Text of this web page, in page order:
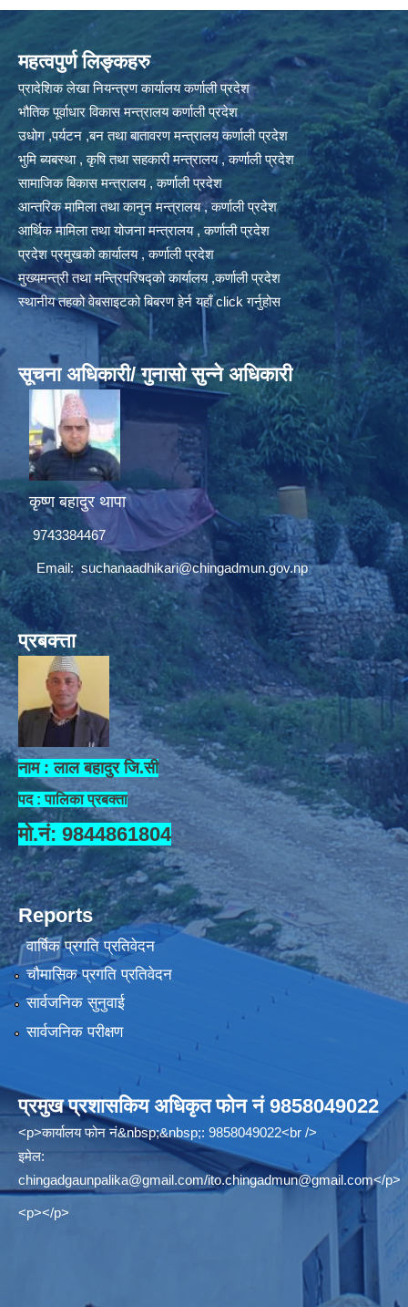
महत्वपुर्ण लिङ्कहरु
प्रादेशिक लेखा नियन्त्रण कार्यालय कर्णाली प्रदेश
भौतिक पूर्वाधार विकास मन्त्रालय कर्णाली प्रदेश
उधोग ,पर्यटन ,बन तथा बातावरण मन्त्रालय कर्णाली प्रदेश
भुमि ब्यबस्था , कृषि तथा सहकारी मन्त्रालय , कर्णाली प्रदेश
सामाजिक बिकास मन्त्रालय , कर्णाली प्रदेश
आन्तरिक मामिला तथा कानुन मन्त्रालय , कर्णाली प्रदेश
आर्थिक मामिला तथा योजना मन्त्रालय , कर्णाली प्रदेश
प्रदेश प्रमुखको कार्यालय , कर्णाली प्रदेश
मुख्यमन्त्री तथा मन्त्रिपरिषद्को कार्यालय ,कर्णाली प्रदेश
स्थानीय तहको वेबसाइटको बिबरण हेर्न यहाँ click गर्नुहोस
सूचना अधिकारी/ गुनासो सुन्ने अधिकारी
कृष्ण बहादुर थापा
9743384467
Email:suchanaadhikari@chingadmun.gov.np
प्रबक्त्ता
नाम : लाल बहादुर जि.सी
पद : पालिका प्रबक्ता
मो.नं: 9844861804
Reports
वार्षिक प्रगति प्रतिवेदन
चौमासिक प्रगति प्रतिवेदन
सार्वजनिक सुनुवाई
सार्वजनिक परीक्षण
प्रमुख प्रशासकिय अधिकृत फोन नं 9858049022
<p>कार्यालय फोन नं&nbsp;&nbsp;: 9858049022<br />
इमेल:
chingadgaunpalika@gmail.com/ito.chingadmun@gmail.com</p>
<p></p>